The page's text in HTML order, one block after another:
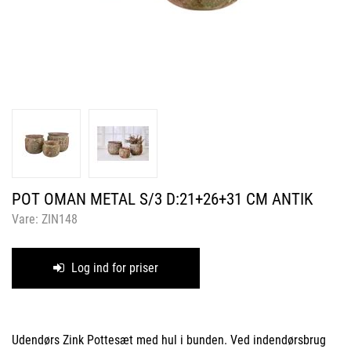
POT OMAN METAL S/3 D:21+26+31 CM ANTIK
Vare: ZIN148
Log ind for priser
Udendørs Zink Pottesæt med hul i bunden. Ved indendørsbrug